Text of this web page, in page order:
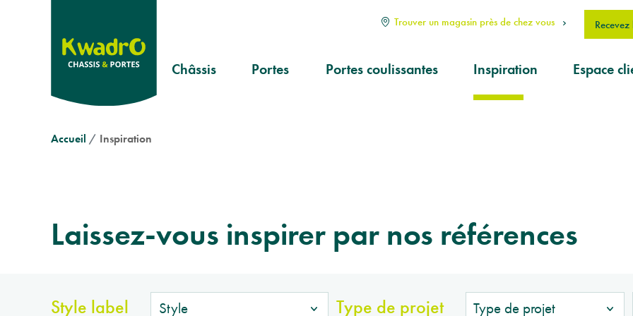
Trouver un magasin près de chez vous
Header
Châssis Portes Portes coulissantes Inspiration Espace
Fil
Accueil Inspiration
Laissez-vous inspirer par nos références
Style label
Type de projet